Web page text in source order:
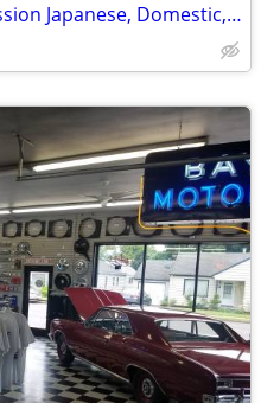
Imported Engine & Transmission Japanese, Domestic, European & Korean